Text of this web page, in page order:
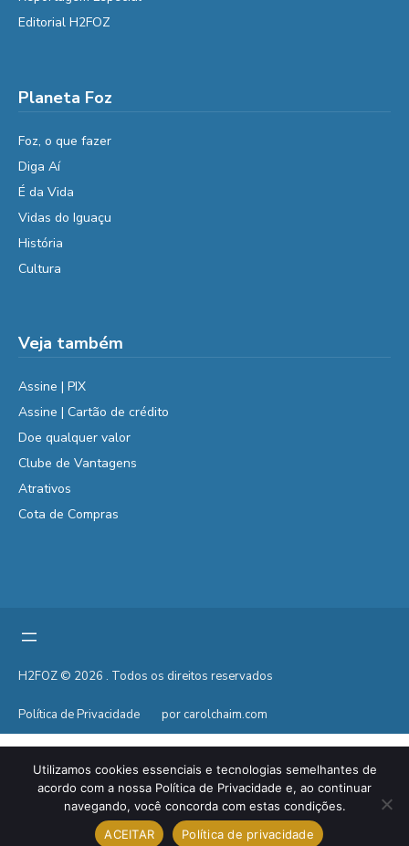
Editorial H2FOZ
Planeta Foz
Foz, o que fazer
Diga Aí
É da Vida
Vidas do Iguaçu
História
Cultura
Veja também
Assine | PIX
Assine | Cartão de crédito
Doe qualquer valor
Clube de Vantagens
Atrativos
Cota de Compras
H2FOZ © 2026 . Todos os direitos reservados
Política de Privacidade por carolchaim.com
Utilizamos cookies essenciais e tecnologias semelhantes de
acordo com a nossa Política de Privacidade e, ao continuar
navegando, você concorda com estas condições.
ACEITAR
Política de privacidade